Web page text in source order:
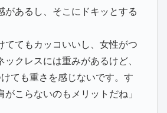
があるし、そこにドキッとする
ててもカッコいいし、女性がつ
クレスには重みがあるけど、
けても重さを感じないです。す
がこらないのもメリットだね」